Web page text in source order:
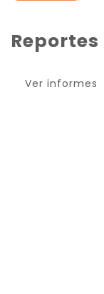
Reportes
Ver informes